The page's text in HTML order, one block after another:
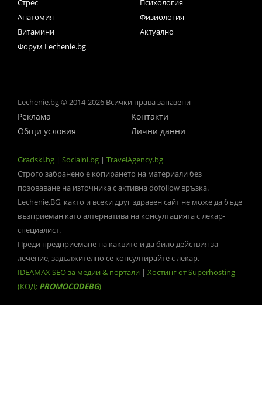
Стрес
Психология
Анатомия
Физиология
Витамини
Актуално
Форум Lechenie.bg
Lechenie.bg © 2014-2026 Всички права запазени
Реклама
Контакти
Общи условия
Лични данни
Gradski.bg | Socialni.bg | TravelAgency.bg
Строго забранено е копирането на материали без
позоваване на източника с активна dofollow връзка.
Lechenie.BG, както и всеки друг здравен сайт не може да бъде
възприеман като алтернатива на консултацията с лекар-
специалист.
Преди предприемане на каквито и да било действия за
лечение, задължително се консултирайте с лекар.
IDEAMAX SEO за медии & портали | Хостинг от Superhosting
(КОД: PROMOCODEBG)